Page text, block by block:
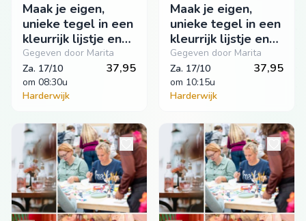
Maak je eigen,
unieke tegel in een
kleurrijk lijstje en
geniet ondertussen
van het lekkers van
Patrijs
Gegeven door Marita
Za. 17/10
om 08:30u
37,95
Harderwijk
Maak je eigen,
unieke tegel in een
kleurrijk lijstje en
geniet ondertussen
van het lekkers van
Patrijs
Gegeven door Marita
Za. 17/10
om 10:15u
37,95
Harderwijk